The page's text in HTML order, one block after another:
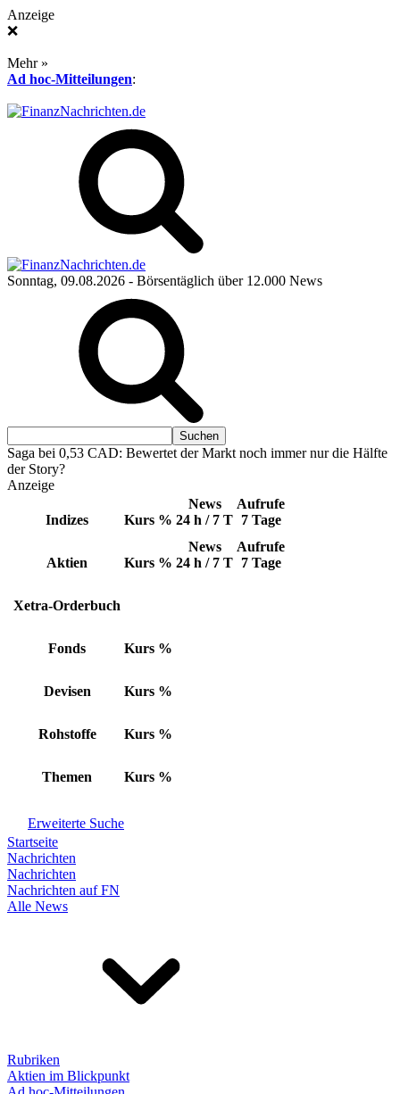
Anzeige
❌
Mehr »
Ad hoc-Mitteilungen:
Sonntag, 09.08.2026 - Börsentäglich über 12.000 News
Saga bei 0,53 CAD: Bewertet der Markt noch immer nur die Hälfte
der Story?
Anzeige
Indizes Kurs %
News
24 h / 7 T
Aufrufe
7 Tage
Aktien Kurs %
News
24 h / 7 T
Aufrufe
7 Tage
Xetra-Orderbuch
Fonds Kurs %
Devisen Kurs %
Rohstoffe Kurs %
Themen Kurs %
Erweiterte Suche
Startseite
Nachrichten
Nachrichten
Nachrichten auf FN
Alle News
Rubriken
Aktien im Blickpunkt